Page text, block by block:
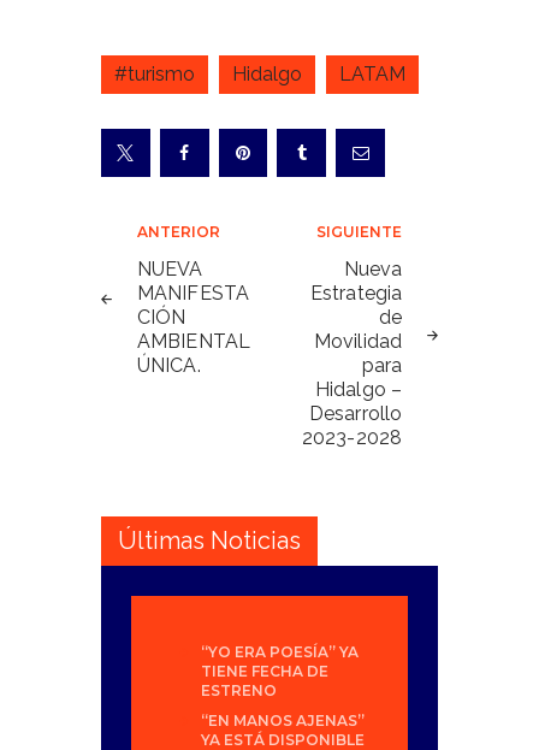
#turismo Hidalgo LATAM
Navegación
de
entradas
ANTERIOR
NUEVA
MANIFESTA
CIÓN
AMBIENTAL
ÚNICA.
SIGUIENTE
Nueva
Estrategia
de
Movilidad
para
Hidalgo –
Desarrollo
2023-2028
Últimas Noticias
“YO ERA POESÍA” YA
TIENE FECHA DE
ESTRENO
“EN MANOS AJENAS”
YA ESTÁ DISPONIBLE